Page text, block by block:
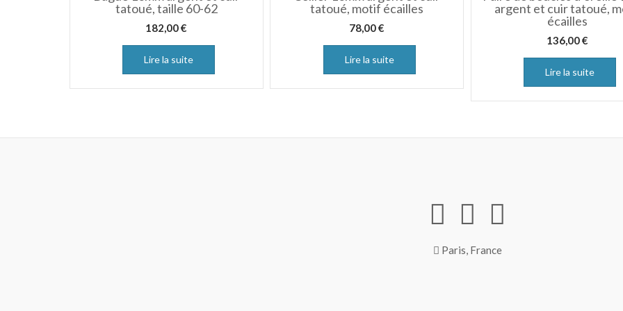
tatoué, taille 60-62
182,00€
Lire la suite
tatoué, motif écailles
78,00€
Lire la suite
argent et cuir tatoué,
écailles
136,00€
Lire la suite
Paris, France